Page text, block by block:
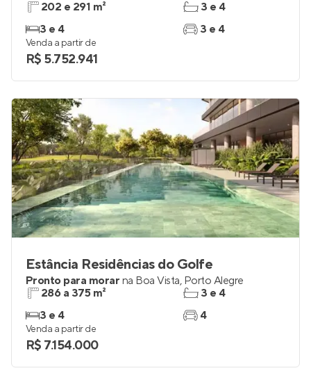
202 e 291 m²
3 e 4
3 e 4
3 e 4
Venda a partir de
R$ 5.752.941
Estância Residências do Golfe
Pronto para morar na Boa Vista, Porto Alegre
286 a 375 m²
3 e 4
3 e 4
4
Venda a partir de
R$ 7.154.000